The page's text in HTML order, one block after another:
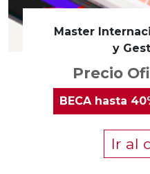
Master
y
Precio
BECA hasta
Ir al